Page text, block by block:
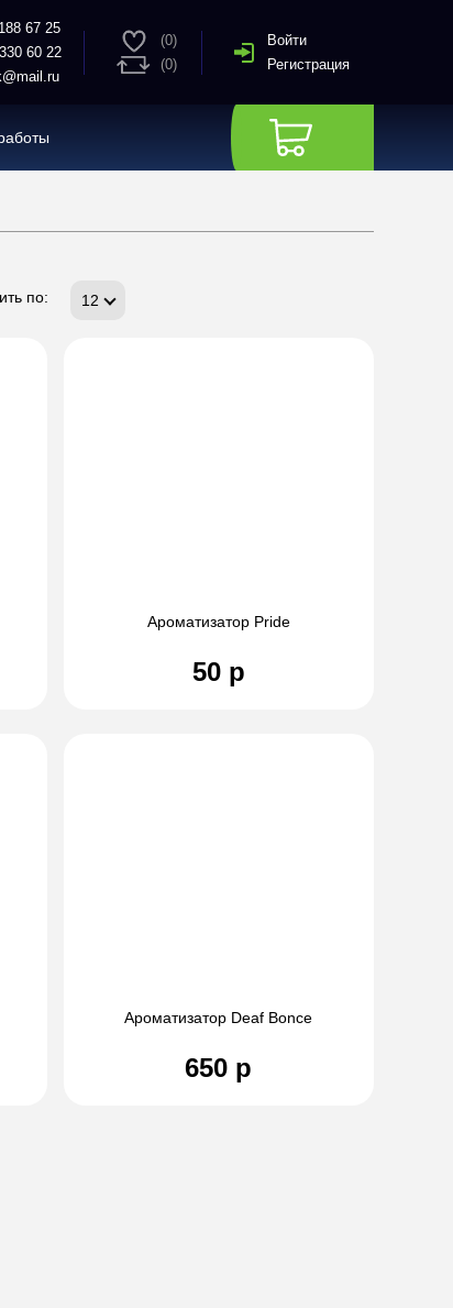
67 25
60 22
(0)
(0)
Войти
Регистрация
по: 12
Ароматизатор Pride
50 р
Ароматизатор Deaf Bonce
650 р